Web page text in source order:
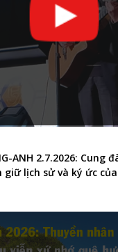
ANH 2.7.2026: Cung
giữ lịch sử và ký ức